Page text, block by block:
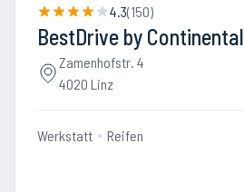
4.3(150)
BestDrive by Continental
Zamenhofstr. 4
4020 Linz
Werkstatt Reifen